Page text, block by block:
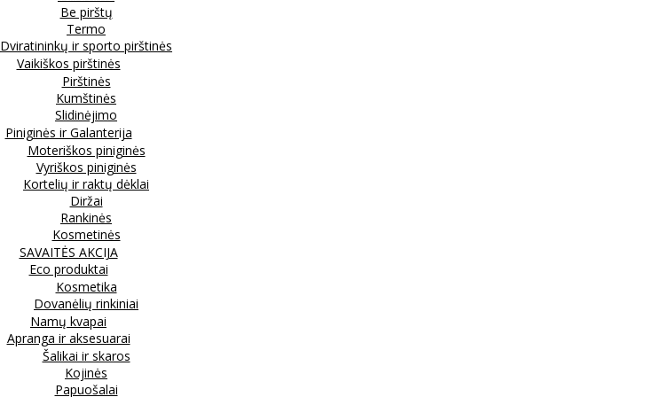
Be pirštų
Termo
Dviratininkų ir sporto pirštinės
Vaikiškos pirštinės
Pirštinės
Kumštinės
Slidinėjimo
Piniginės ir Galanterija
Moteriškos piniginės
Vyriškos piniginės
Kortelių ir raktų dėklai
Diržai
Rankinės
Kosmetinės
SAVAITĖS AKCIJA
Eco produktai
Kosmetika
Dovanėlių rinkiniai
Namų kvapai
Apranga ir aksesuarai
Šalikai ir skaros
Kojinės
Papuošalai